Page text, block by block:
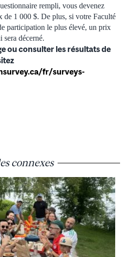
rempli, vous devenez
de 1 000 $. De plus, si votre Faculté
participation le plus élevé, un prix
sera décerné.
ou consulter les résultats de
fr/surveys-
connexes